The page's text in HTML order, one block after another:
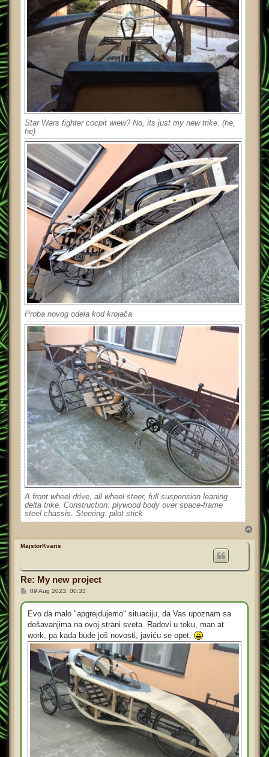
Star Wars fighter cocpit wiew? No, its just my new trike. (he,
he)
Proba novog odela kod krojača
A front wheel drive, all wheel steer, full suspension leaning
delta trike. Construction: plywood body over space-frame
steel chassis. Steering: pilot stick
MajstorKvaris
Re: My new project
P
s
t
09 Aug 2023, 00:33
Evo da malo "apgrejdujemo" situaciju, da Vas upoznam sa
dešavanjima na ovoj strani sveta. Radovi u toku, man at
work, pa kada bude još novosti, javiću se opet.